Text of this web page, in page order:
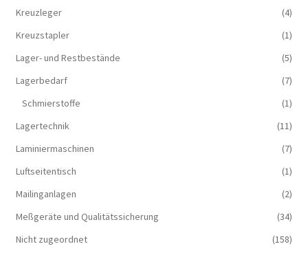
Kreuzleger
(4)
Kreuzstapler
(1)
Lager- und Restbestände
(5)
Lagerbedarf
(7)
Schmierstoffe
(1)
Lagertechnik
(11)
Laminiermaschinen
(7)
Luftseitentisch
(1)
Mailinganlagen
(2)
Meßgeräte und Qualitätssicherung
(34)
Nicht zugeordnet
(158)